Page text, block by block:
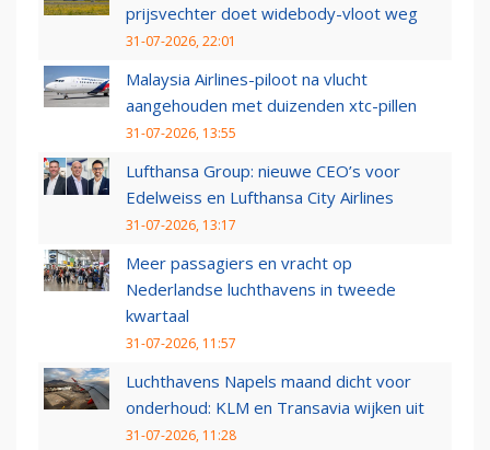
prijsvechter doet widebody-vloot weg
31-07-2026, 22:01
Malaysia Airlines-piloot na vlucht
aangehouden met duizenden xtc-pillen
31-07-2026, 13:55
Lufthansa Group: nieuwe CEO’s voor
Edelweiss en Lufthansa City Airlines
31-07-2026, 13:17
Meer passagiers en vracht op
Nederlandse luchthavens in tweede
kwartaal
31-07-2026, 11:57
Luchthavens Napels maand dicht voor
onderhoud: KLM en Transavia wijken uit
31-07-2026, 11:28